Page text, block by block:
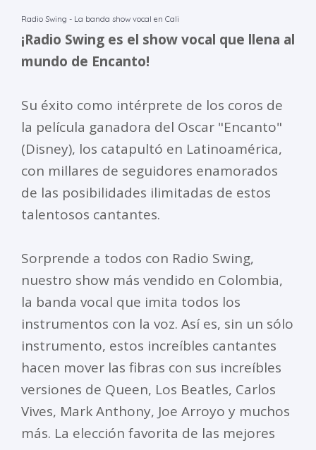
Radio Swing - La banda show vocal en Cali
¡Radio Swing es el show vocal que llena al
mundo de Encanto!
Su éxito como intérprete de los coros de
la película ganadora del Oscar "Encanto"
(Disney), los catapultó en Latinoamérica,
con millares de seguidores enamorados
de las posibilidades ilimitadas de estos
talentosos cantantes.
Sorprende a todos con Radio Swing,
nuestro show más vendido en Colombia,
la banda vocal que imita todos los
instrumentos con la voz. Así es, sin un sólo
instrumento, estos increíbles cantantes
hacen mover las fibras con sus increíbles
versiones de Queen, Los Beatles, Carlos
Vives, Mark Anthony, Joe Arroyo y muchos
más. La elección favorita de las mejores